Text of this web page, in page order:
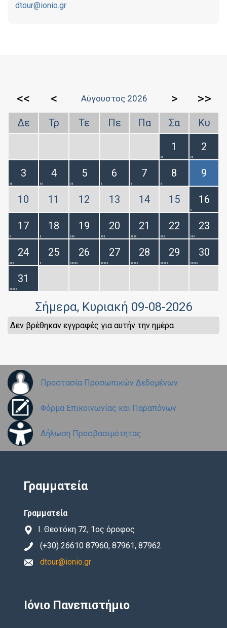
dtour@ionio.gr
<< < Αύγουστος 2026 > >>
Δε Τρ Τε Πε Πα Σα
Κυ
1
2
3 4 5 6 7 8 9
10 11 12 13 14 15 16
17 18 19 20 21 22 23
24 25 26 27 28 29 30
31
Σήμερα, Κυριακή 09-08-2026
Δεν βρέθηκαν εγγραφές για αυτήν την ημέρα
Προστασία Προσωπικών Δεδομένων
Φόρμα Επικοινωνίας και Παραπόνων
Δήλωση Προσβασιμότητας
Γραμματεία
Γραμματεία
Ι. Θεοτόκη 72, 1ος όροφος
(+30) 26610 87960, 87961, 87962
dtour@ionio.gr
Ιόνιο Πανεπιστήμιο